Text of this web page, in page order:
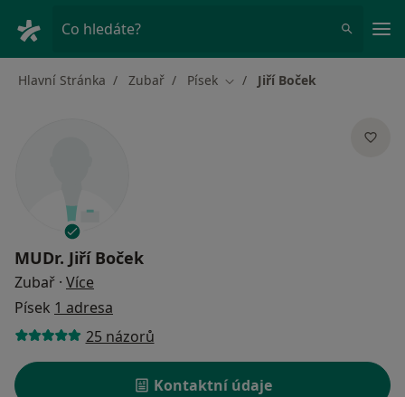
Co hledáte?
Hlavní Stránka Zubař Písek Změna města
Jiří Boček
MUDr. Jiří Boček
Zubař · Více
Písek 1 adresa
25 názorů
Kontaktní údaje